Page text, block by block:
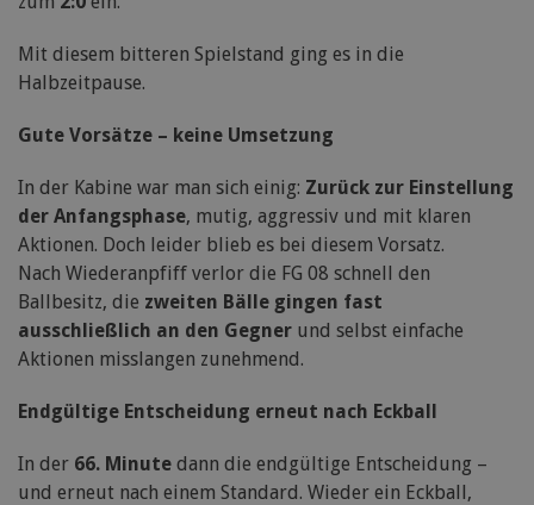
Mit diesem bitteren Spielstand ging es in die
Halbzeitpause.
Gute Vorsätze – keine Umsetzung
In der Kabine war man sich einig: Zurück zur Einstellung
der Anfangsphase, mutig, aggressiv und mit klaren
Aktionen. Doch leider blieb es bei diesem Vorsatz.
Nach Wiederanpfiff verlor die FG 08 schnell den
Ballbesitz, die zweiten Bälle gingen fast
ausschließlich an den Gegner und selbst einfache
Aktionen misslangen zunehmend.
Endgültige Entscheidung erneut nach Eckball
In der 66. Minute dann die endgültige Entscheidung –
und erneut nach einem Standard. Wieder ein Eckball,